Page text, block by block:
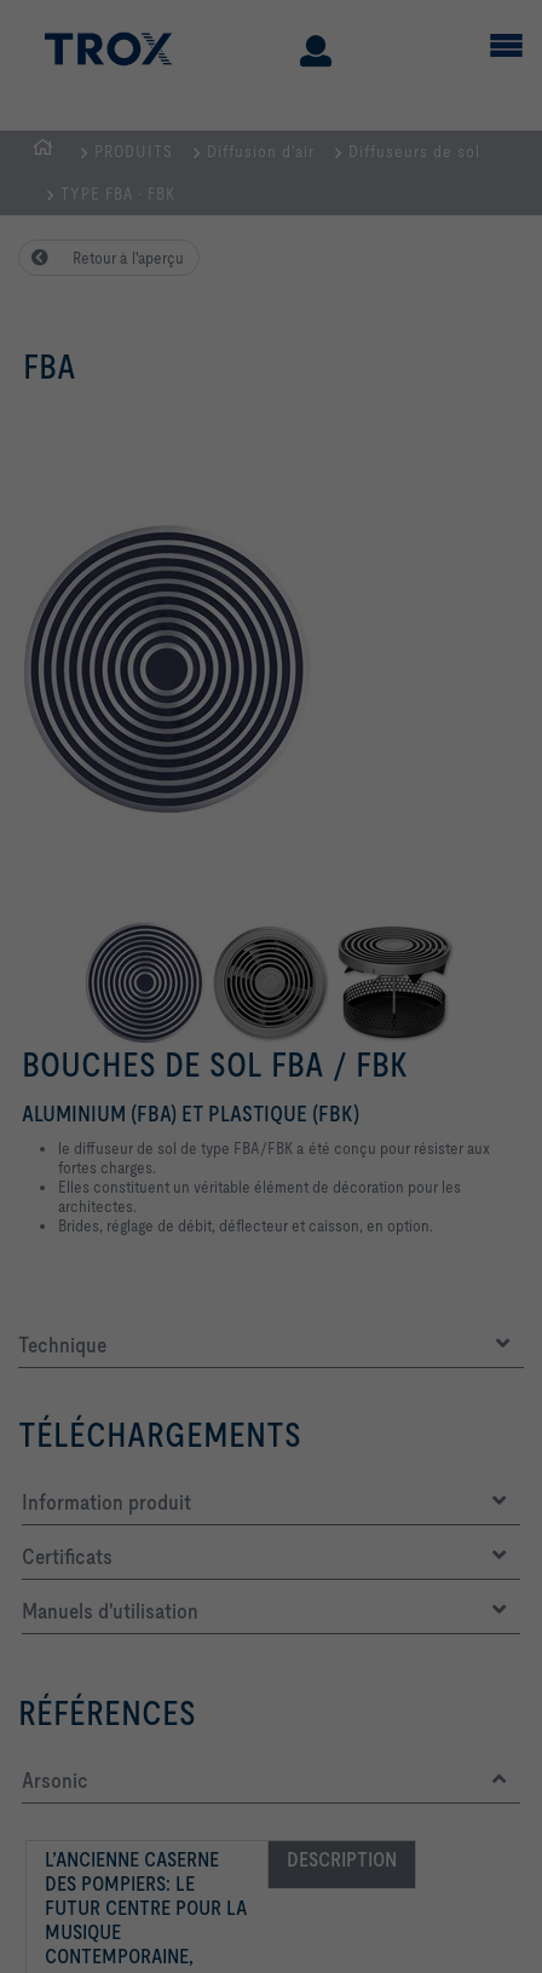
d'accueil
PRODUITS Diffusion d'air Diffuseurs de sol
TYPE FBA · FBK
Retour à l'aperçu
FBA
BOUCHES DE SOL FBA / FBK
ALUMINIUM (FBA) ET PLASTIQUE (FBK)
le diffuseur de sol de type FBA/FBK a été conçu pour résister aux
fortes charges.
Elles constituent un véritable élément de décoration pour les
architectes.
Brides, réglage de débit, déflecteur et caisson, en option.
Technique
TÉLÉCHARGEMENTS
Information produit
Certificats
Manuels d'utilisation
RÉFÉRENCES
Arsonic
L’ANCIENNE CASERNE
DES POMPIERS: LE
FUTUR CENTRE POUR LA
MUSIQUE
CONTEMPORAINE,
DESCRIPTION